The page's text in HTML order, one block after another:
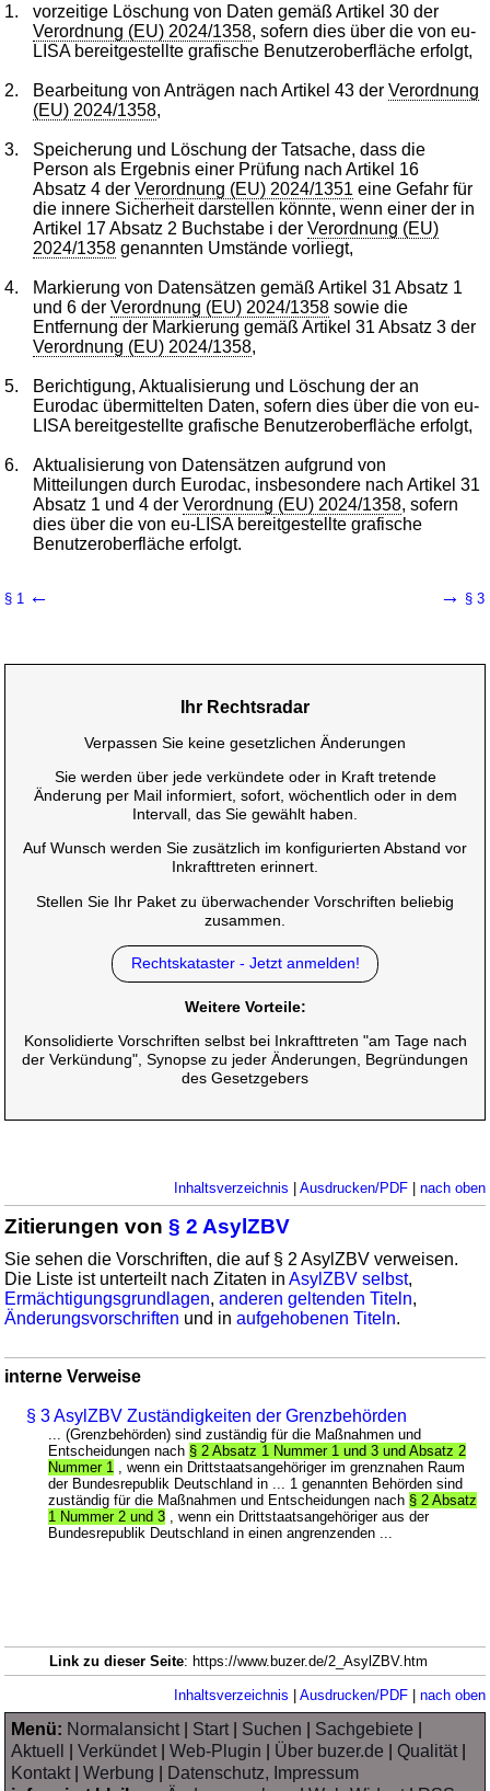
1.
vorzeitige Löschung von Daten gemäß Artikel 30 der
Verordnung (EU) 2024/1358, sofern dies über die von eu-
LISA bereitgestellte grafische Benutzeroberfläche erfolgt,
2. Bearbeitung von Anträgen nach Artikel 43 derVerordnung
(EU) 2024/1358,
3.
Speicherung und Löschung der Tatsache, dass die
Person als Ergebnis einer Prüfung nach Artikel 16
Absatz 4 derVerordnung (EU) 2024/1351 eine Gefahr für
die innere Sicherheit darstellen könnte, wenn einer der in
Artikel 17 Absatz 2 Buchstabe i derVerordnung (EU)
2024/1358 genannten Umstände vorliegt,
4.
Markierung von Datensätzen gemäß Artikel 31 Absatz 1
und 6 derVerordnung (EU) 2024/1358 sowie die
Entfernung der Markierung gemäß Artikel 31 Absatz 3 der
Verordnung (EU) 2024/1358,
5.
Berichtigung, Aktualisierung und Löschung der an
Eurodac übermittelten Daten, sofern dies über die von eu-
LISA bereitgestellte grafische Benutzeroberfläche erfolgt,
6.
Aktualisierung von Datensätzen aufgrund von
Mitteilungen durch Eurodac, insbesondere nach Artikel 31
Absatz 1 und 4 derVerordnung (EU) 2024/1358, sofern
dies über die von eu-LISA bereitgestellte grafische
Benutzeroberfläche erfolgt.
§ 1 ← → § 3
Ihr Rechtsradar
Verpassen Sie keine gesetzlichen Änderungen
Sie werden über jede verkündete oder in Kraft tretende
Änderung per Mail informiert, sofort, wöchentlich oder in dem
Intervall, das Sie gewählt haben.
Auf Wunsch werden Sie zusätzlich im konfigurierten Abstand vor
Inkrafttreten erinnert.
Stellen Sie Ihr Paket zu überwachender Vorschriften beliebig
zusammen.
Rechtskataster - Jetzt anmelden!
Weitere Vorteile:
Konsolidierte Vorschriften selbst bei Inkrafttreten "am Tage nach
der Verkündung", Synopse zu jeder Änderungen, Begründungen
des Gesetzgebers
Inhaltsverzeichnis Ausdrucken/PDF| nach oben
Zitierungen von§ 2 AsylZBV
Sie sehen die Vorschriften, die auf § 2 AsylZBV verweisen.
Die Liste ist unterteilt nach Zitaten inAsylZBV selbst,
Ermächtigungsgrundlagen,anderen geltenden Titeln,
Änderungsvorschriften und inaufgehobenen Titeln.
interne Verweise
§ 3 AsylZBV Zuständigkeiten der Grenzbehörden
... (Grenzbehörden) sind zuständig für die Maßnahmen und
Entscheidungen nach § 2 Absatz 1 Nummer 1 und 3 und Absatz 2
Nummer 1 , wenn ein Drittstaatsangehöriger im grenznahen Raum
der Bundesrepublik Deutschland in ... 1 genannten Behörden sind
zuständig für die Maßnahmen und Entscheidungen nach § 2 Absatz
1 Nummer 2 und 3 , wenn ein Drittstaatsangehöriger aus der
Bundesrepublik Deutschland in einen angrenzenden ...
Link zu dieser Seite: https://www.buzer.de/2_AsylZBV.htm
Inhaltsverzeichnis Ausdrucken/PDF| nach oben
Menü: Normalansicht| Start| Suchen Sachgebiete
Aktuell
|Verkündet|Web-Plugin Über buzer.de |Qualität|
Kontakt|Werbung
Datenschutz, Impressum